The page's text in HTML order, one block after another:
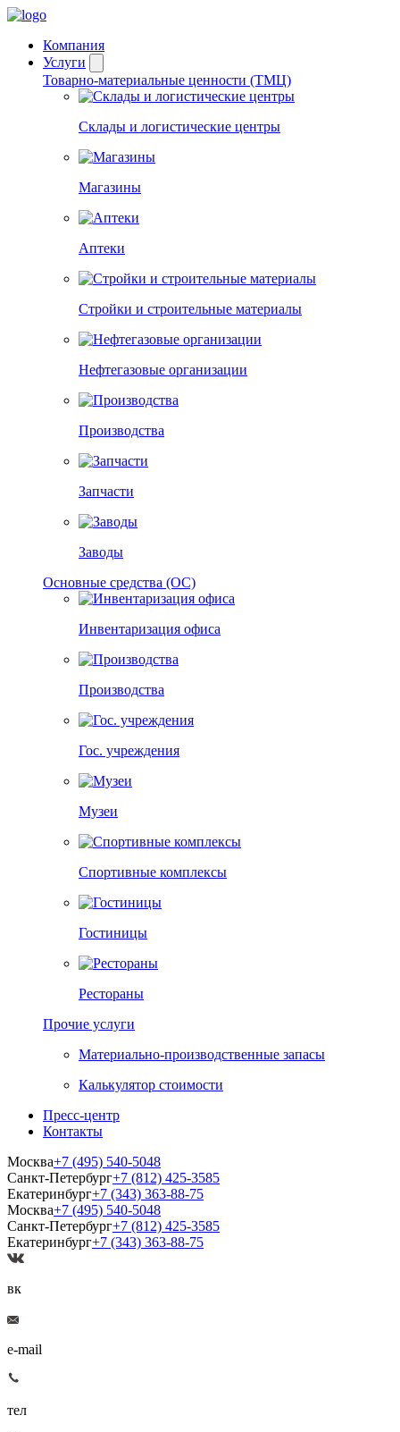
Компания
Услуги
Товарно-материальные ценности (ТМЦ)
Склады и логистические центры
Магазины
Аптеки
Стройки и строительные материалы
Нефтегазовые организации
Производства
Запчасти
Заводы
Основные средства (ОС)
Инвентаризация офиса
Производства
Гос. учреждения
Музеи
Спортивные комплексы
Гостиницы
Рестораны
Прочие услуги
Материально-производственные запасы
Калькулятор стоимости
Пресс-центр
Контакты
Москва+7 (495) 540-5048
Санкт-Петербург+7 (812) 425-3585
Екатеринбург+7 (343) 363-88-75
Москва+7 (495) 540-5048
Санкт-Петербург+7 (812) 425-3585
Екатеринбург+7 (343) 363-88-75
вк
e-mail
тел